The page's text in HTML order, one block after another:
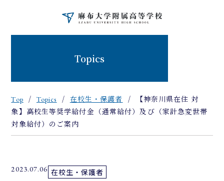
Topics
Top Topics 在校生・保護者
【神奈川県在住 対
象】高校生等奨学給付金（通常給付）及び（家計急変世帯
対象給付）のご案内
2023.07.06 在校生・保護者